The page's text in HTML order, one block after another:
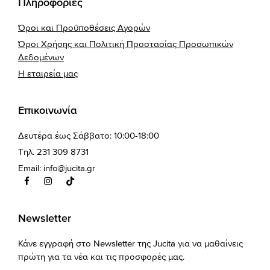
Όροι και Προϋποθέσεις Αγορών
Όροι Χρήσης και Πολιτική Προστασίας Προσωπικών
Δεδομένων
Η εταιρεία μας
Επικοινωνία
Δευτέρα έως Σάββατο: 10:00-18:00
Τηλ. 231 309 8731
Email: info@jucita.gr
Newsletter
Κάνε εγγραφή στο Newsletter της Jucita για να μαθαίνεις
πρώτη για τα νέα και τις προσφορές μας.